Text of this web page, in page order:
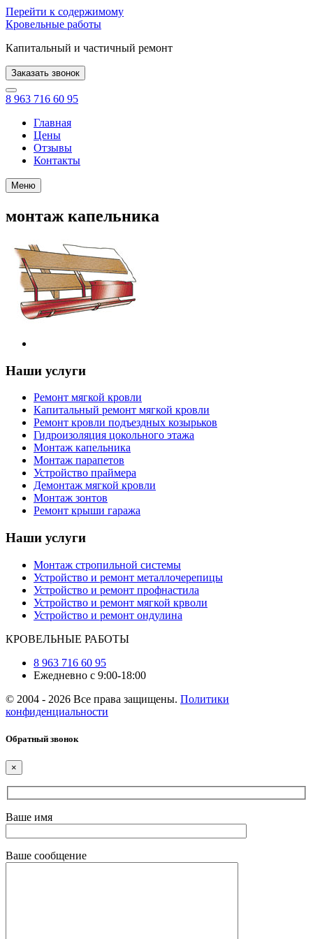
Перейти к содержимому
Кровельные работы
Капитальный и частичный ремонт
Заказать звонок
8 963 716 60 95
Главная
Цены
Отзывы
Контакты
Меню
монтаж капельника
Наши услуги
Ремонт мягкой кровли
Капитальный ремонт мягкой кровли
Ремонт кровли подъездных козырьков
Гидроизоляция цокольного этажа
Монтаж капельника
Монтаж парапетов
Устройство праймера
Демонтаж мягкой кровли
Монтаж зонтов
Ремонт крыши гаража
Наши услуги
Монтаж стропильной системы
Устройство и ремонт металлочерепицы
Устройство и ремонт профнастила
Устройство и ремонт мягкой крволи
Устройство и ремонт ондулина
КРОВЕЛЬНЫЕ РАБОТЫ
8 963 716 60 95
Ежедневно с 9:00-18:00
© 2004 - 2026 Все права защищены. Политики
конфиденциальности
Обратный звонок
×
Ваше имя
Ваше сообщение